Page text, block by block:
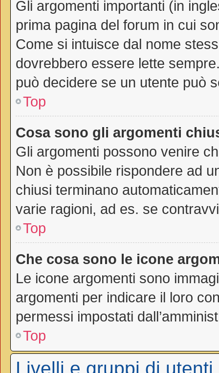
Gli argomenti importanti (in
prima pagina del forum in cui
Come si intuisce dal nome
dovrebbero essere lette
può decidere se un utente può
Top
Cosa sono gli argomenti
Gli argomenti possono venire
Non è possibile rispondere ad
chiusi terminano
varie ragioni, ad es. se
Top
Che cosa sono le icone
Le icone argomenti sono
argomenti per indicare il loro
permessi impostati
Top
Livelli e gruppi di utenti